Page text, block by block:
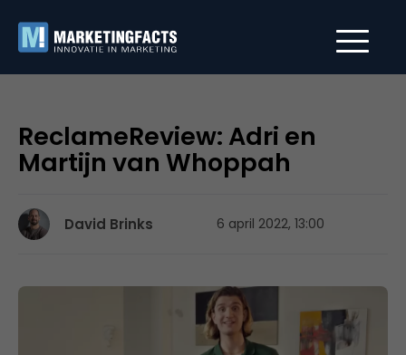
ReclameReview: Adri en
Martijn van Whoppah
David Brinks 6 april 2022, 13:00